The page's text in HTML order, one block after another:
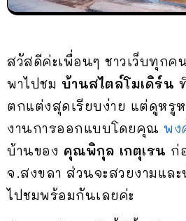
สวัสดีค่ะเพื่อนๆ ชาวเว็บทุก
พาไปชม บ้านสไตล์โมเดิร์น
ตกแต่งสุดเรียบง่าย แต่ดูหรู
งานการออกแบบโดยคุณ พง
บ้านของ คุณพิกุล เกตุเรน ก่
จ.สงขลา ส่วนจะสวยงามแล
ไปชมพร้อมกันเลยค่ะ